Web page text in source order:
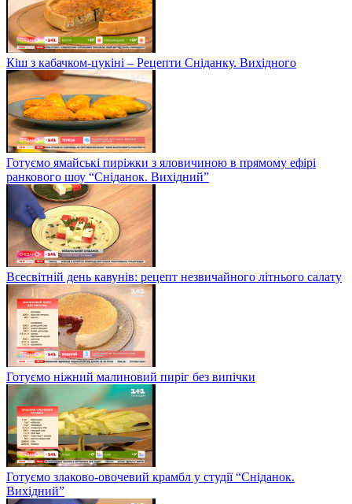
Кіш з кабачком-цукіні – Рецепти Сніданку. Вихідного
Готуємо ямайські пиріжки з яловичиною в прямому ефірі
ранкового шоу “Сніданок. Вихідний”
Всесвітній день кавунів: рецепт незвичайного літнього салату
Готуємо ніжний малиновий пиріг без випічки
Готуємо злаково-овочевий крамбл у студії “Сніданок.
Вихідний”